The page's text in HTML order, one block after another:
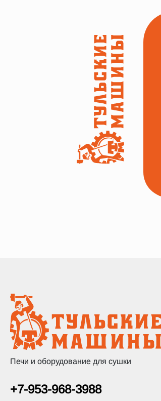
Печи и оборудование для сушки
+7-953-968-3988